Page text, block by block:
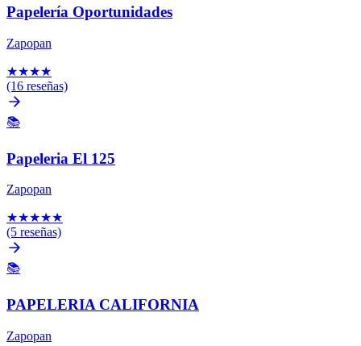
Papelería Oportunidades
Zapopan
★★★★
(16 reseñas)
📚
Papeleria El 125
Zapopan
★★★★★
(5 reseñas)
📚
PAPELERIA CALIFORNIA
Zapopan